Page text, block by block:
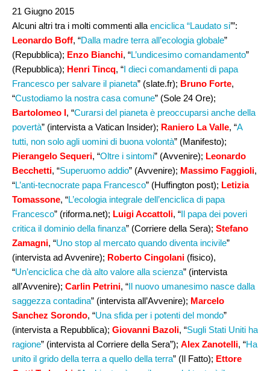
21 Giugno 2015
Alcuni altri tra i molti commenti alla enciclica “Laudato si’”:
Leonardo Boff, “Dalla madre terra all’ecologia globale”
(Repubblica); Enzo Bianchi, “L’undicesimo comandamento”
(Repubblica); Henri Tincq, “I dieci comandamenti di papa
Francesco per salvare il pianeta” (slate.fr); Bruno Forte,
“Custodiamo la nostra casa comune” (Sole 24 Ore);
Bartolomeo I, “Curarsi del pianeta è preoccuparsi anche della
povertà” (intervista a Vatican Insider); Raniero La Valle, “A
tutti, non solo agli uomini di buona volontà” (Manifesto);
Pierangelo Sequeri, “Oltre i sintomi” (Avvenire); Leonardo
Becchetti, “Superuomo addio” (Avvenire); Massimo Faggioli,
“L’anti-tecnocrate papa Francesco” (Huffington post); Letizia
Tomassone, “L’ecologia integrale dell’enciclica di papa
Francesco” (riforma.net); Luigi Accattoli, “Il papa dei poveri
critica il dominio della finanza” (Corriere della Sera); Stefano
Zamagni, “Uno stop al mercato quando diventa incivile”
(intervista ad Avvenire); Roberto Cingolani (fisico),
“Un’enciclica che dà alto valore alla scienza” (intervista
all’Avvenire); Carlin Petrini, “Il nuovo umanesimo nasce dalla
saggezza contadina” (intervista all’Avvenire); Marcelo
Sanchez Sorondo, “Una sfida per i potenti del mondo”
(intervista a Repubblica); Giovanni Bazoli, “Sugli Stati Uniti ha
ragione” (intervista al Corriere della Sera”); Alex Zanotelli, “Ha
unito il grido della terra a quello della terra” (Il Fatto); Ettore